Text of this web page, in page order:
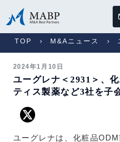
TOP M&Aニュース
2024年1月10日
ユーグレナ＜2931＞、
ティス製薬など3社を子
ユーグレナは、化粧品